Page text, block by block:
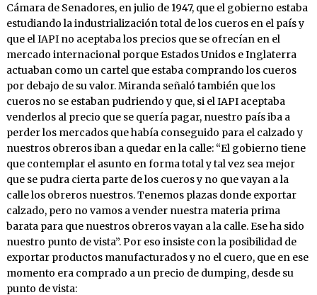
Cámara de Senadores, en julio de 1947, que el gobierno estaba
estudiando la industrialización total de los cueros en el país y
que el IAPI no aceptaba los precios que se ofrecían en el
mercado internacional porque Estados Unidos e Inglaterra
actuaban como un cartel que estaba comprando los cueros
por debajo de su valor. Miranda señaló también que los
cueros no se estaban pudriendo y que, si el IAPI aceptaba
venderlos al precio que se quería pagar, nuestro país iba a
perder los mercados que había conseguido para el calzado y
nuestros obreros iban a quedar en la calle: “El gobierno tiene
que contemplar el asunto en forma total y tal vez sea mejor
que se pudra cierta parte de los cueros y no que vayan a la
calle los obreros nuestros. Tenemos plazas donde exportar
calzado, pero no vamos a vender nuestra materia prima
barata para que nuestros obreros vayan a la calle. Ese ha sido
nuestro punto de vista”. Por eso insiste con la posibilidad de
exportar productos manufacturados y no el cuero, que en ese
momento era comprado a un precio de dumping, desde su
punto de vista: